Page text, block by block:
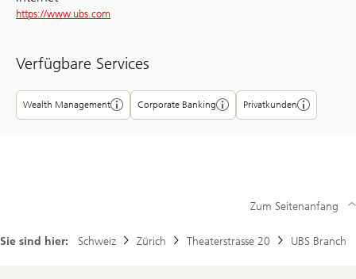
https://www.ubs.com
Verfügbare Services
Wealth Management Corporate Banking Privatkunden
Sie sind hier: Schweiz Zürich Theaterstrasse 20 UBS Branch
Zum Seitenanfang